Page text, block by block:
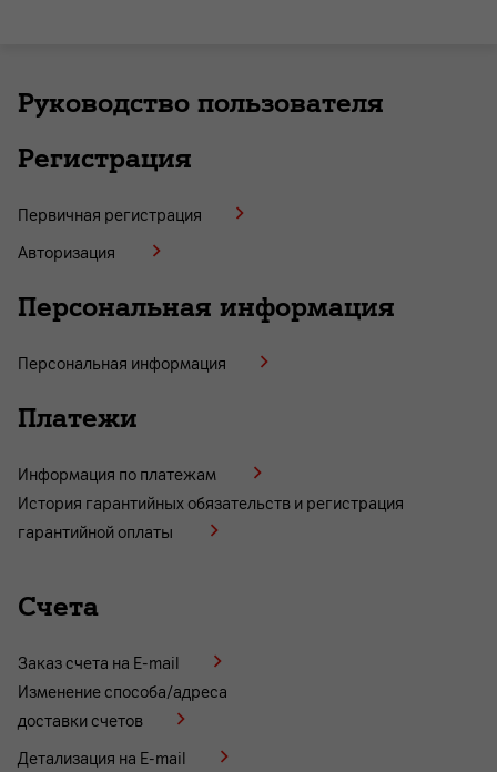
Руководство пользователя
Регистрация
Первичная регистрация
Авторизация
Персональная информация
Персональная информация
Платежи
Информация по платежам
История гарантийных обязательств и регистрация
гарантийной оплаты
Счета
Заказ счета на E-mail
Изменение способа/адреса
доставки счетов
Детализация на E-mail